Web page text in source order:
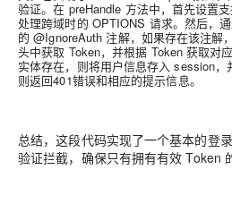
验证。在 preHandle 方法中，首先设置
处理跨域时的 OPTIONS 请求。然后，
的 @IgnoreAuth 注解，如果存在该注解
头中获取 Token，并根据 Token 获取对
实体存在，则将用户信息存入 session，
则返回401错误和相应的提示信息。
总结，这段代码实现了一个基本的登
验证拦截，确保只有拥有有效 Token